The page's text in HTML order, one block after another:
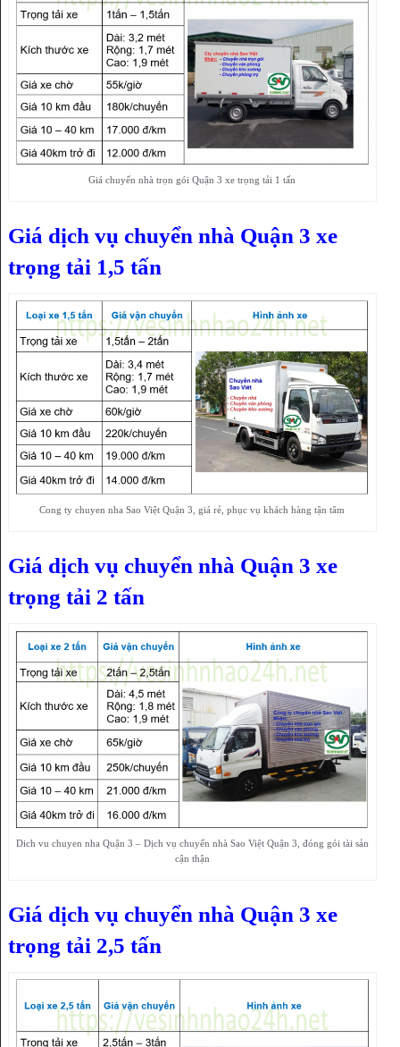
Giá chuyển nhà trọn gói Quận 3 xe trọng tải 1 tấn
Giá dịch vụ chuyển nhà Quận 3 xe
trọng tải 1,5 tấn
Cong ty chuyen nha Sao Việt Quận 3, giá rẻ, phục vụ khách hàng tận tâm
Giá dịch vụ chuyển nhà Quận 3 xe
trọng tải 2 tấn
Dich vu chuyen nha Quận 3 – Dịch vụ chuyển nhà Sao Việt Quận 3, đóng gói tài sản
cận thận
Giá dịch vụ chuyển nhà Quận 3 xe
trọng tải 2,5 tấn